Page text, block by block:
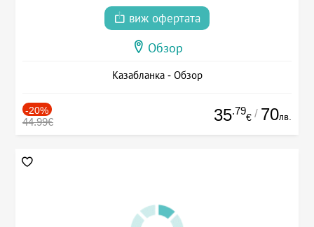
виж офертата
Обзор
Казабланка - Обзор
-20%
44.99€ 35.79
€ / 70лв.